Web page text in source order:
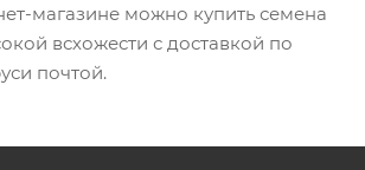
магазине можно купить семена
всхожести с доставкой по
почтой.